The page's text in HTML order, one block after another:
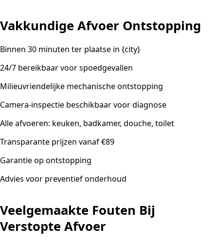
Vakkundige Afvoer Ontstopping
Binnen 30 minuten ter plaatse in {city}
24/7 bereikbaar voor spoedgevallen
Milieuvriendelijke mechanische ontstopping
Camera-inspectie beschikbaar voor diagnose
Alle afvoeren: keuken, badkamer, douche, toilet
Transparante prijzen vanaf €89
Garantie op ontstopping
Advies voor preventief onderhoud
Veelgemaakte Fouten Bij
Verstopte Afvoer